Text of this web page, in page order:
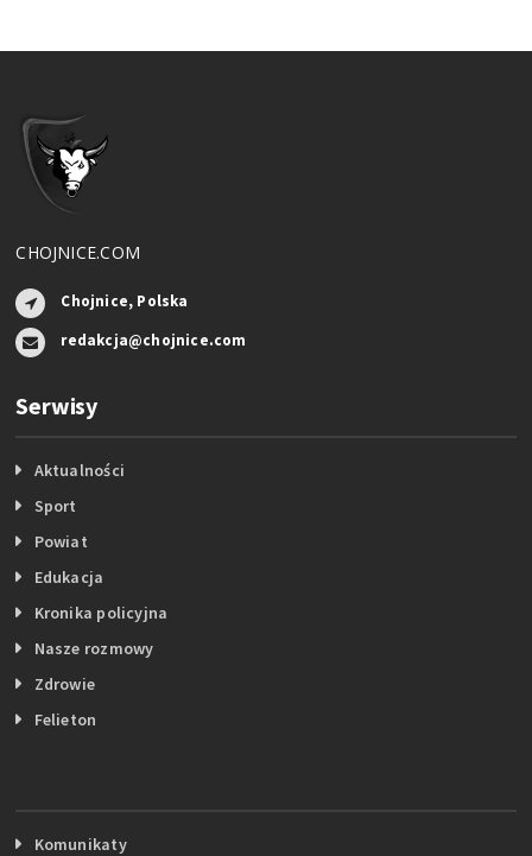
CHOJNICE.COM
Chojnice, Polska
redakcja@chojnice.com
Serwisy
Aktualności
Sport
Powiat
Edukacja
Kronika policyjna
Nasze rozmowy
Zdrowie
Felieton
Komunikaty